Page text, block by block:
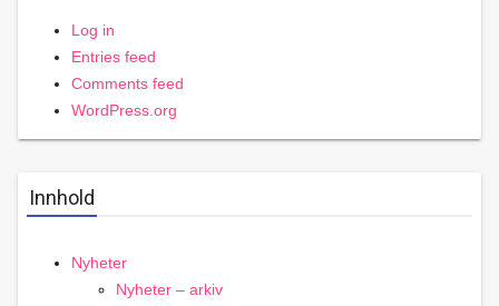
Log in
Entries feed
Comments feed
WordPress.org
Innhold
Nyheter
Nyheter – arkiv